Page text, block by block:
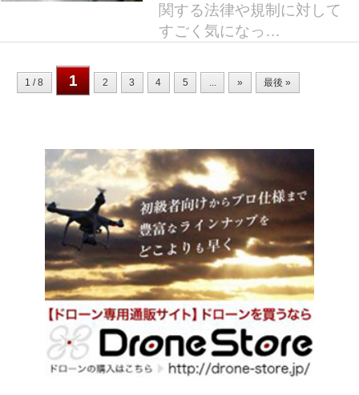
関する法律や規制に対して
すごく気になっ…
1 / 8 1 2 3 4 5 ... » 最後 »